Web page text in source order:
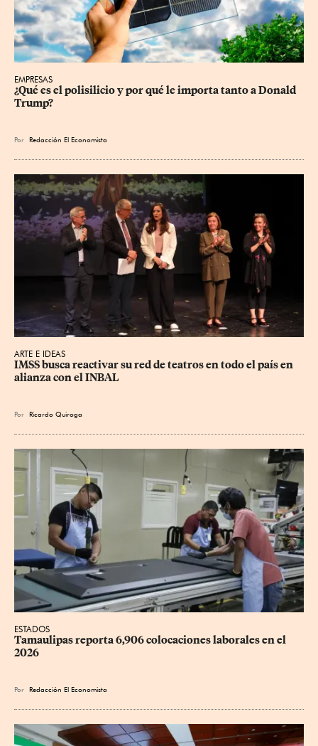
EMPRESAS
¿Qué es el polisilicio y por qué le importa tanto a Donald
Trump?
Por Redacción El Economista
ARTE E IDEAS
IMSS busca reactivar su red de teatros en todo el país en
alianza con el INBAL
Por Ricardo Quiroga
ESTADOS
Tamaulipas reporta 6,906 colocaciones laborales en el
2026
Por Redacción El Economista